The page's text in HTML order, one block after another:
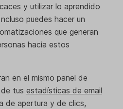
y utilizar lo aprendido
puedes hacer un
que generan
hacia estos
en el mismo panel de
tus estadísticas de email
de apertura y de clics,